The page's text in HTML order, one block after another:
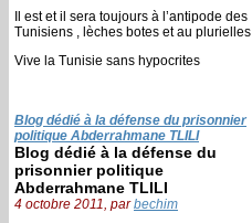
Il est et il sera toujours à l’antipode des
Tunisiens , lèches botes et au plurielles
Vive la Tunisie sans hypocrites
Blog dédié à la défense du prisonnier
politique Abderrahmane TLILI
Blog dédié à la défense du
prisonnier politique
Abderrahmane TLILI
4 octobre 2011, parbechim